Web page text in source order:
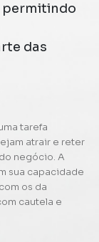
permitindo
das
tarefa
atrair e reter
negócio. A
sua capacidade
os da
cautela e